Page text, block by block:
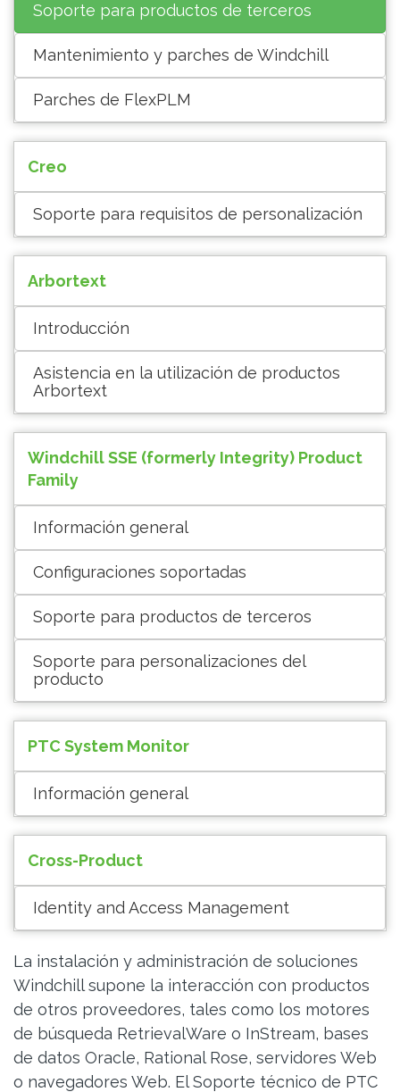
Soporte para productos de terceros
Mantenimiento y parches de Windchill
Parches de FlexPLM
Creo
Soporte para requisitos de personalización
Arbortext
Introducción
Asistencia en la utilización de productos
Arbortext
Windchill SSE (formerly Integrity) Product
Family
Información general
Configuraciones soportadas
Soporte para productos de terceros
Soporte para personalizaciones del
producto
PTC System Monitor
Información general
Cross-Product
Identity and Access Management
La instalación y administración de soluciones
Windchill supone la interacción con productos
de otros proveedores, tales como los motores
de búsqueda RetrievalWare o InStream, bases
de datos Oracle, Rational Rose, servidores Web
o navegadores Web. El Soporte técnico de PTC